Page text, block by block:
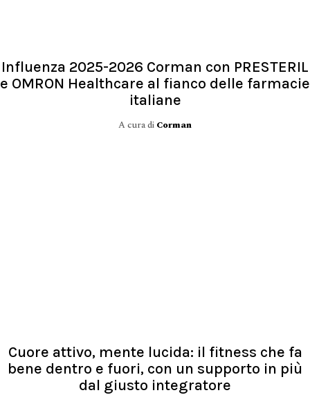
Influenza 2025-2026 Corman con PRESTERIL
e OMRON Healthcare al fianco delle farmacie
italiane
A cura di Corman
Cuore attivo, mente lucida: il fitness che fa
bene dentro e fuori, con un supporto in più
dal giusto integratore